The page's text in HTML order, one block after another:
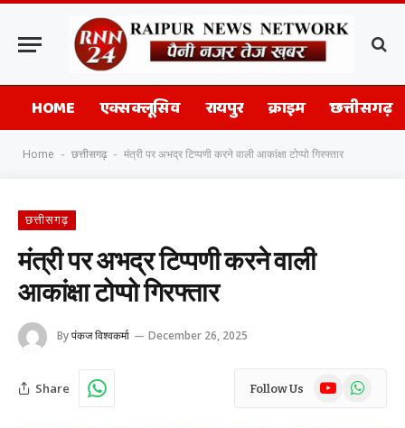
HOME एक्सक्लूसिव रायपुर क्राइम छत्तीसगढ़
Home - छत्तीसगढ़ - मंत्री पर अभद्र टिप्पणी करने वाली आकांक्षा टोप्पो गिरफ्तार
छत्तीसगढ़
मंत्री पर अभद्र टिप्पणी करने वाली
आकांक्षा टोप्पो गिरफ्तार
Byपंकज विश्वकर्मा December 26, 2025
Share Follow Us YouTubeWhatsApp